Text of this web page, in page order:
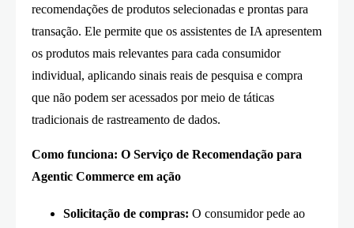
recomendações de produtos selecionadas e prontas para
transação. Ele permite que os assistentes de IA apresentem
os produtos mais relevantes para cada consumidor
individual, aplicando sinais reais de pesquisa e compra
que não podem ser acessados ​​por meio de táticas
tradicionais de rastreamento de dados.
Como funciona: O Serviço de Recomendação para
Agentic Commerce em ação
Solicitação de compras: O consumidor pede ao